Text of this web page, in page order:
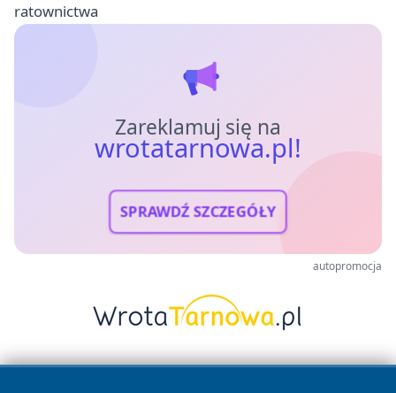
ratownictwa
Zareklamuj się na
wrotatarnowa.pl!
SPRAWDŹ SZCZEGÓŁY
autopromocja